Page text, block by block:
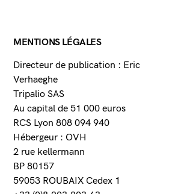
MENTIONS LÉGALES
Directeur de publication : Eric
Verhaeghe
Tripalio SAS
Au capital de 51 000 euros
RCS Lyon 808 094 940
Hébergeur : OVH
2 rue kellermann
BP 80157
59053 ROUBAIX Cedex 1